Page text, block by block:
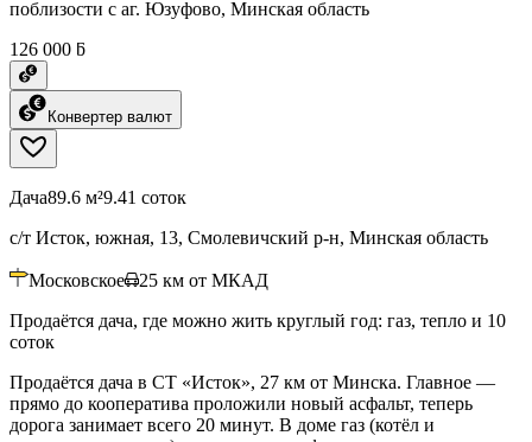
поблизости с аг. Юзуфово, Минская область
126 000 ƃ
Конвертер валют
Дача89.6 м²9.41 соток
с/т Исток, южная, 13, Смолевичский р-н, Минская область
Московское 25 км от МКАД
Продаётся дача, где можно жить круглый год: газ, тепло и 10
соток
Продаётся дача в СТ «Исток», 27 км от Минска. Главное —
прямо до кооператива проложили новый асфальт, теперь
дорога занимает всего 20 минут. В доме газ (котёл и